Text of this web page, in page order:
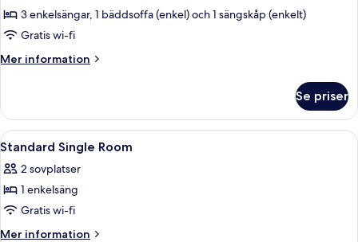
(for
5
3 enkelsängar, 1 bäddsoffa (enkel) och 1 sängskåp (enkelt)
Gratis wi-fi
Mer information
Mer
(for
persons)
Se priser
Öppna
alla
foton
för
Standard
Single
Ett hotellrum med en säng, en
1
Standard Single Room
2 sovplatser
1 enkelsäng
Gratis wi-fi
Mer information
Mer